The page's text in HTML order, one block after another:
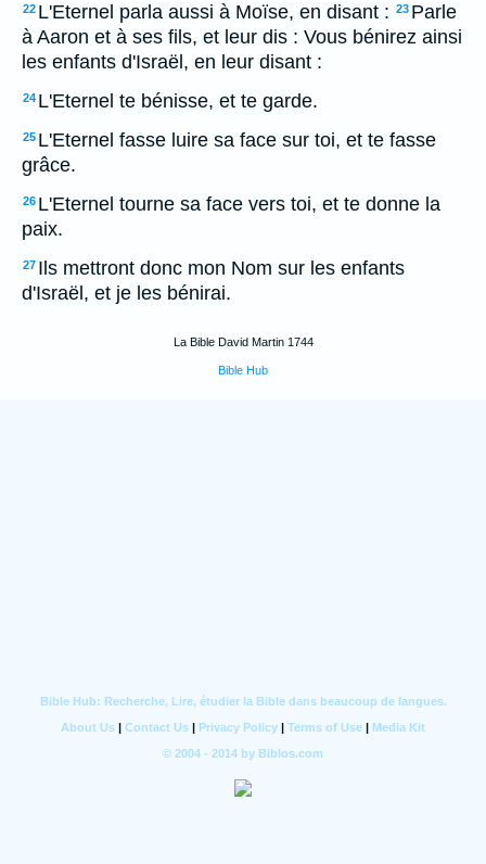
22 L'Eternel parla aussi à Moïse, en disant : 23 Parle
à Aaron et à ses fils, et leur dis : Vous bénirez ainsi
les enfants d'Israël, en leur disant :
24 L'Eternel te bénisse, et te garde.
25 L'Eternel fasse luire sa face sur toi, et te fasse
grâce.
26 L'Eternel tourne sa face vers toi, et te donne la
paix.
27 Ils mettront donc mon Nom sur les enfants
d'Israël, et je les bénirai.
La Bible David Martin 1744
Bible Hub